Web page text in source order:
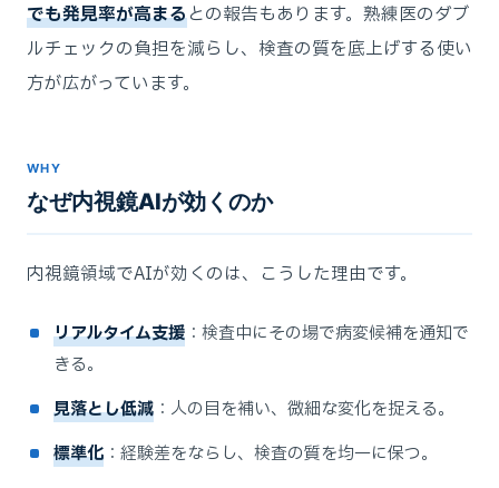
でも発見率が高まるとの報告もあります。熟練医のダブ
ルチェックの負担を減らし、検査の質を底上げする使い
方が広がっています。
WHY
なぜ内視鏡AIが効くのか
内視鏡領域でAIが効くのは、こうした理由です。
リアルタイム支援 ：検査中にその場で病変候補を通知で
きる。
見落とし低減 ：人の目を補い、微細な変化を捉える。
標準化 ：経験差をならし、検査の質を均一に保つ。